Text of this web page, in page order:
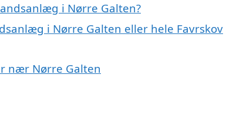
i Nørre Galten?
i Nørre Galten eller hele Favrskov
nær Nørre Galten